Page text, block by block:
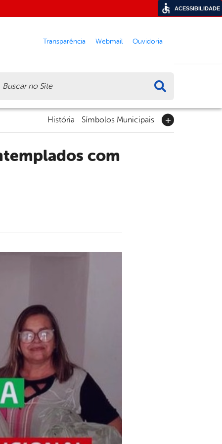
Transparência Webmail Ouvidoria
História Símbolos Municipais
ACESSIBILIDADE